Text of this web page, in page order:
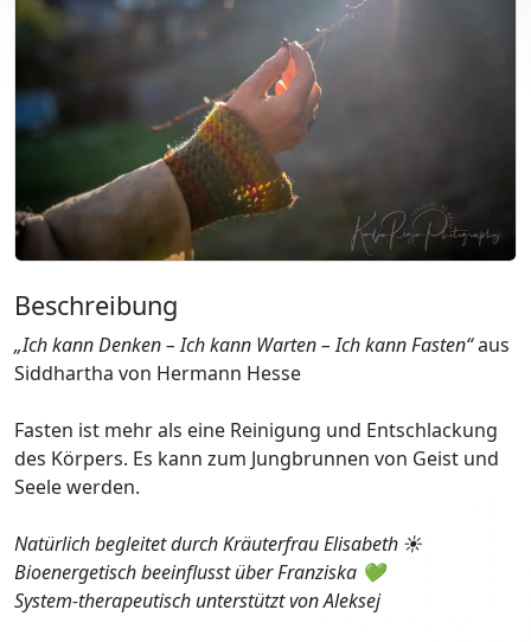
Beschreibung
„Ich kann Denken – Ich kann Warten – Ich kann Fasten“aus
Siddhartha von Hermann Hesse
Fasten ist mehr als eine Reinigung und Entschlackung
des Körpers. Es kann zum Jungbrunnen von Geist und
Seele werden.
Natürlich begleitet durch Kräuterfrau Elisabeth ☀️
Bioenergetisch beeinflusst über Franziska 💚
System-therapeutisch unterstützt von Aleksej